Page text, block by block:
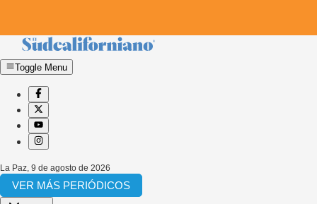
Toggle Menu
La Paz 9 de agosto de 2026
VER MÁS PERIÓDICOS